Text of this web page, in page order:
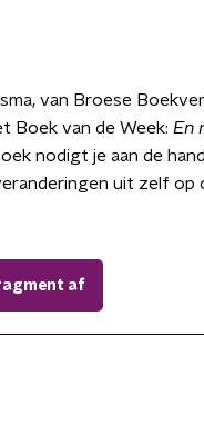
van Broese
Boek van de Week: En
nodigt je aan de
uit zelf op
af